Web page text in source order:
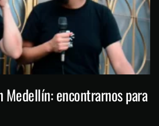
Medellín: encontrarnos para